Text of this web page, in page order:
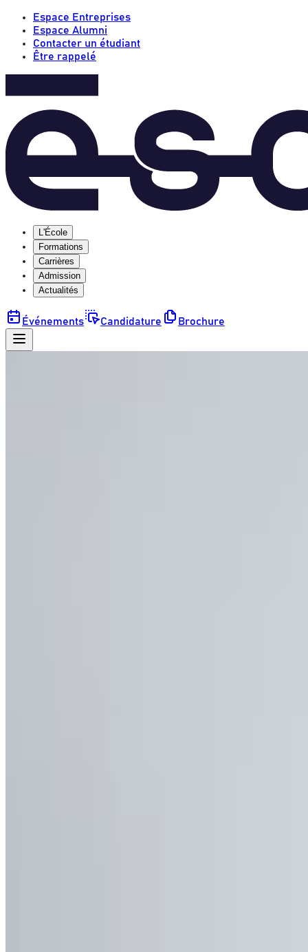
Espace Entreprises
Espace Alumni
Contacter un étudiant
Être rappelé
L'École
Formations
Carrières
Admission
Actualités
Événements Candidature Brochure